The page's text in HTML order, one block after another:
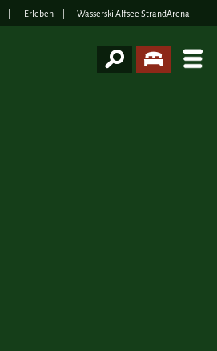
Erleben Wasserski Alfsee StrandArena